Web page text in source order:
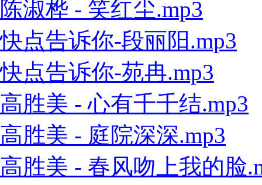
陈淑桦 - 笑红尘.mp3
快点告诉你-段丽阳.mp3
快点告诉你-苑冉.mp3
高胜美 - 心有千千结.mp3
高胜美 - 庭院深深.mp3
高胜美 - 春风吻上我的脸